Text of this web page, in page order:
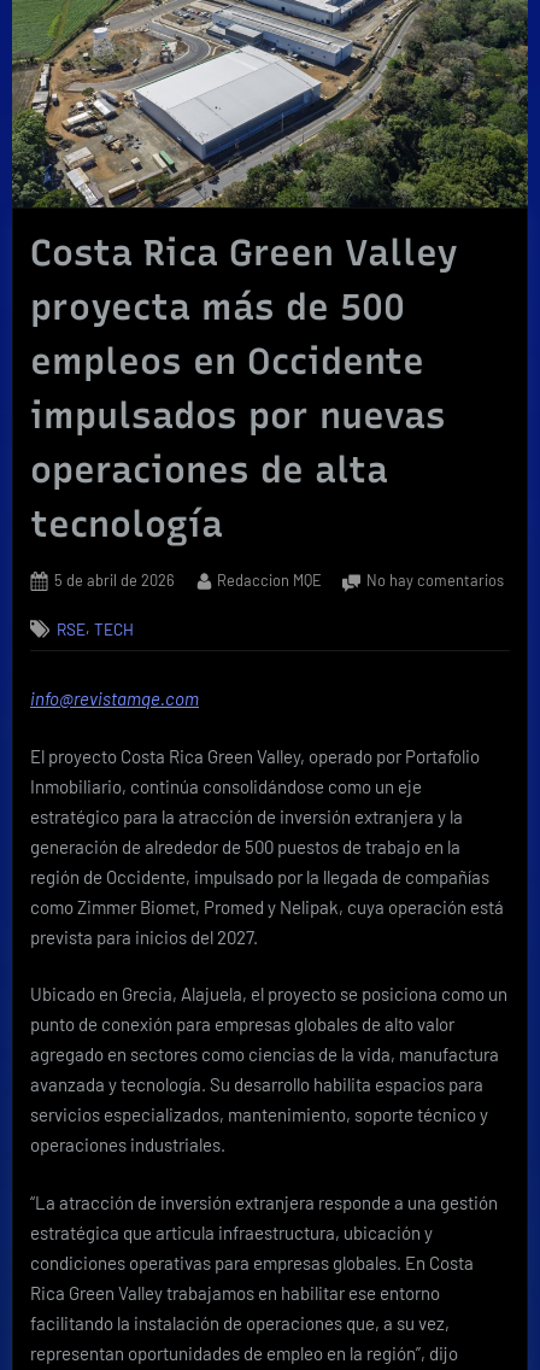
Costa Rica Green Valley
proyecta más de 500
empleos en Occidente
impulsados por nuevas
operaciones de alta
tecnología
Posted
5 de abril de 2026 By
Redaccion MQE No hay comentariosen
RSE,TECH
info@revistamqe.com
El proyecto Costa Rica Green Valley, operado por Portafolio
Inmobiliario, continúa consolidándose como un eje
estratégico para la atracción de inversión extranjera y la
generación de alrededor de 500 puestos de trabajo en la
región de Occidente, impulsado por la llegada de compañías
como Zimmer Biomet, Promed y Nelipak, cuya operación está
prevista para inicios del 2027.
Ubicado en Grecia, Alajuela, el proyecto se posiciona como un
punto de conexión para empresas globales de alto valor
agregado en sectores como ciencias de la vida, manufactura
avanzada y tecnología. Su desarrollo habilita espacios para
servicios especializados, mantenimiento, soporte técnico y
operaciones industriales.
“La atracción de inversión extranjera responde a una gestión
estratégica que articula infraestructura, ubicación y
condiciones operativas para empresas globales. En Costa
Rica Green Valley trabajamos en habilitar ese entorno
facilitando la instalación de operaciones que, a su vez,
representan oportunidades de empleo en la región”, dijo